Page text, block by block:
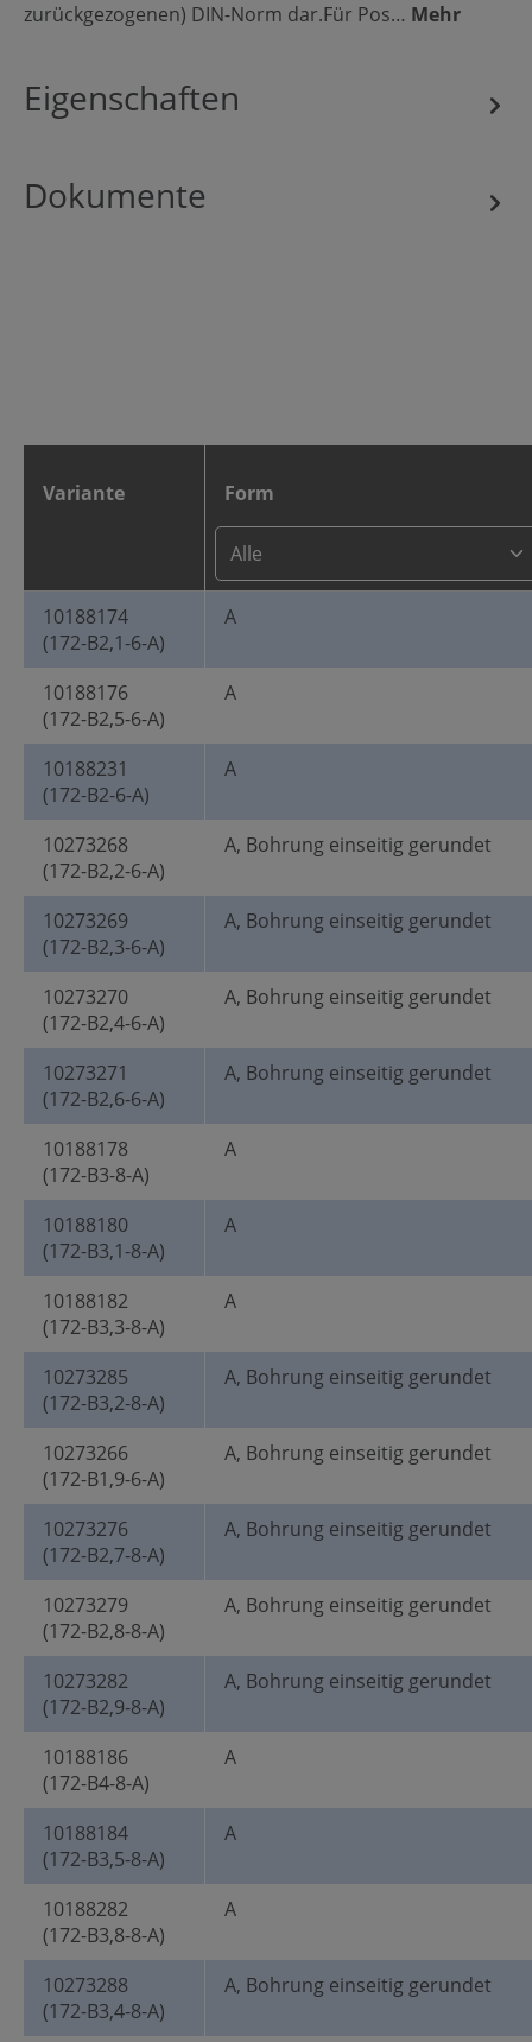
zurückgezogenen) DIN-Norm dar.Für Pos… Mehr
Eigenschaften
Dokumente
Variante Form
10188174
(172-B2,1-6-A)
A
10188176
(172-B2,5-6-A)
A
10188231
(172-B2-6-A)
A
10273268
(172-B2,2-6-A)
A, Bohrung einseitig gerundet
10273269
(172-B2,3-6-A)
A, Bohrung einseitig gerundet
10273270
(172-B2,4-6-A)
A, Bohrung einseitig gerundet
10273271
(172-B2,6-6-A)
A, Bohrung einseitig gerundet
10188178
(172-B3-8-A)
A
10188180
(172-B3,1-8-A)
A
10188182
(172-B3,3-8-A)
A
10273285
(172-B3,2-8-A)
A, Bohrung einseitig gerundet
10273266
(172-B1,9-6-A)
A, Bohrung einseitig gerundet
10273276
(172-B2,7-8-A)
A, Bohrung einseitig gerundet
10273279
(172-B2,8-8-A)
A, Bohrung einseitig gerundet
10273282
(172-B2,9-8-A)
A, Bohrung einseitig gerundet
10188186
(172-B4-8-A)
A
10188184
(172-B3,5-8-A)
A
10188282
(172-B3,8-8-A)
A
10273288
(172-B3,4-8-A)
A, Bohrung einseitig gerundet